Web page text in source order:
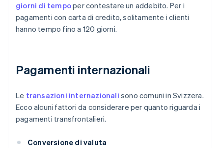
giorni di tempoper contestare un addebito. Per i
pagamenti con carta di credito, solitamente i clienti
hanno tempo fino a 120 giorni.
Pagamenti internazionali
Le transazioni internazionali sono comuni in Svizzera.
Ecco alcuni fattori da considerare per quanto riguarda i
pagamenti transfrontalieri.
Conversione di valuta